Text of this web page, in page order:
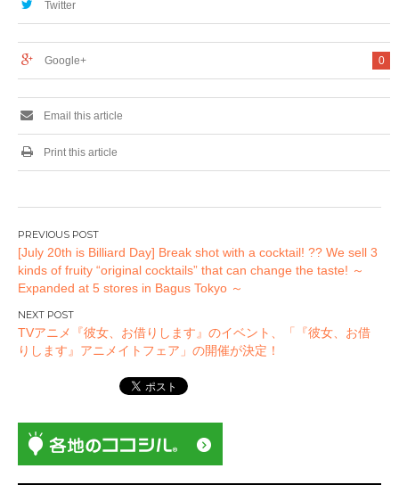
Twitter
0
Google+
Email this article
Print this article
投
稿
ナ
ビ
ゲ
ー
ン
[July 20th is Billiard Day] Break shot with a cocktail! ?? We sell 3
kinds of fruity “original cocktails” that can change the taste! ～
Expanded at 5 stores in Bagus Tokyo ～
TVアニメ『彼女、お借りします』のイベント、「『彼女、お借
りします』アニメイトフェア」の開催が決定！